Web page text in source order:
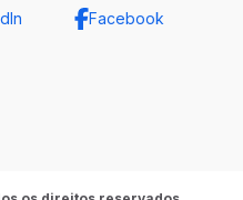
Facebook